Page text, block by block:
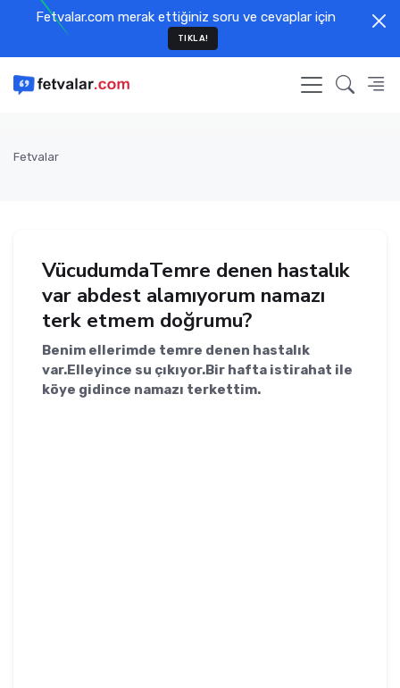
Fetvalar.com merak ettiğiniz soru ve cevaplar için
TIKLA!
Fetvalar
VücudumdaTemre denen hastalık
var abdest alamıyorum namazı
terk etmem doğrumu?
Benim ellerimde temre denen hastalık
var.Elleyince su çıkıyor.Bir hafta istirahat ile
köye gidince namazı terkettim.